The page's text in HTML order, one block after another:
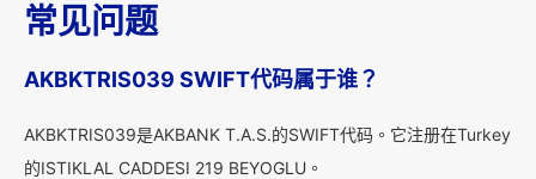
常见问题
AKBKTRIS039 SWIFT代码属于谁？
AKBKTRIS039是AKBANK T.A.S.的SWIFT代码。它注册在Turkey
的ISTIKLAL CADDESI 219 BEYOGLU。